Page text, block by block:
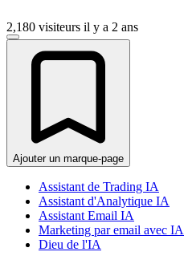
2,180 visiteurs il y a 2 ans
Ajouter un marque-page
Assistant de Trading IA
Assistant d'Analytique IA
Assistant Email IA
Marketing par email avec IA
Dieu de l'IA